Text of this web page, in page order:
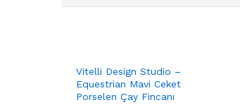
Vitelli Design Studio –
Equestrian Mavi Ceket
Porselen Çay Fincanı